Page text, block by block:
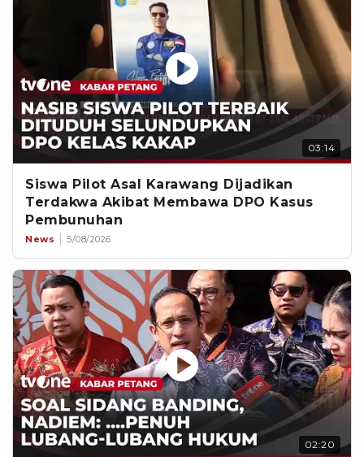
03:14
Siswa Pilot Asal Karawang Dijadikan
Terdakwa Akibat Membawa DPO Kasus
Pembunuhan
News 5/08/2026
02:20